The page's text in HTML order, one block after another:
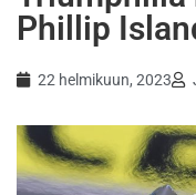
Phillip
22 helmikuun, 2023